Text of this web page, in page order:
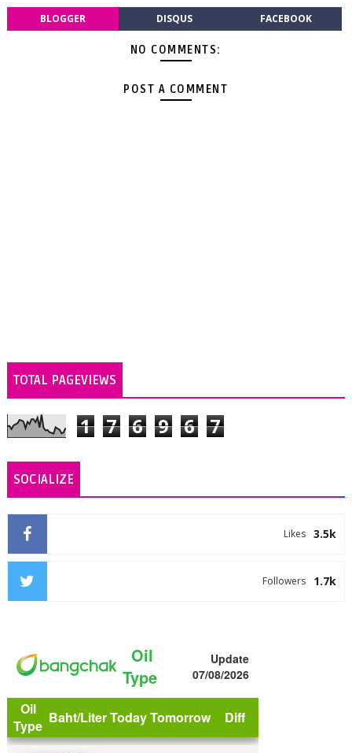
BLOGGER DISQUS FACEBOOK
NO COMMENTS:
POST A COMMENT
TOTAL PAGEVIEWS
1 7 6 9 6 7
SOCIALIZE
3.5k
Likes
1.7k
Followers